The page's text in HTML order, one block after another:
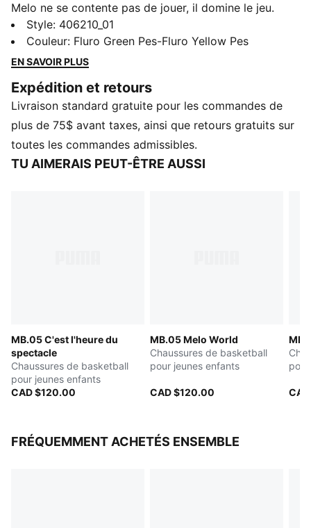
Melo ne se contente pas de jouer, il domine le jeu.
Conçue pour les jeunes adeptes de ce sport, la MB.05
Flourish est basse afin que les enfants puissent courir
vite, s'arrêter rapidement et dépasser les défenseurs.
chaussures se remarquent immédiatement, que ce soit
sur le court ou au parc.
DÉTAILS
Largeur : Standard
Type de bout : Rond
Style: 406210_01
Couleur: Fluro Green Pes-Fluro Yellow Pes
EN SAVOIR PLUS
Expédition et retours
Livraison standard gratuite pour les commandes de
plus de 75$ avant taxes, ainsi que retours gratuits sur
toutes les commandes admissibles.
TU AIMERAIS PEUT-ÊTRE AUSSI
MB.05 C'est l'heure du
spectacle
Chaussures de basketball
pour jeunes enfants
CAD $120.00
MB.05 Melo World
Chaussures de basketball
pour jeunes enfants
CAD $120.00
FRÉQUEMMENT ACHETÉS ENSEMBLE